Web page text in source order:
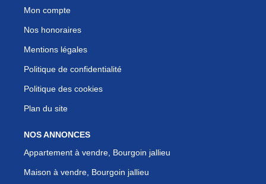
Mon compte
Nos honoraires
Mentions légales
Politique de confidentialité
Politique des cookies
Plan du site
NOS ANNONCES
Appartement à vendre, Bourgoin jallieu
Maison à vendre, Bourgoin jallieu